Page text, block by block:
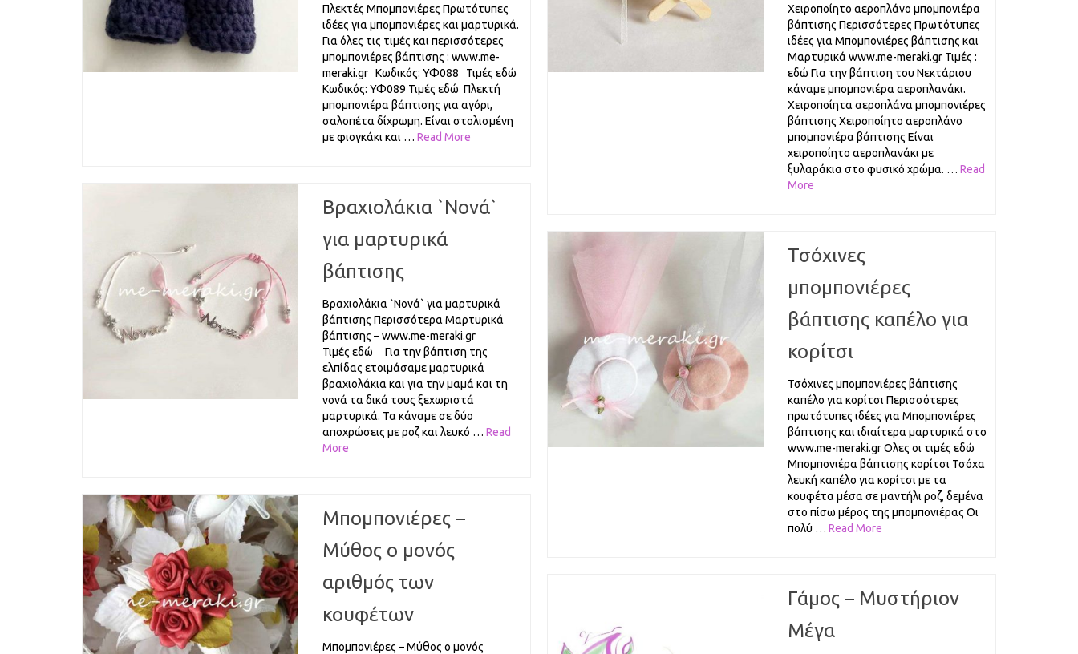
Πλεκτές Μπομπονιέρες Πρωτότυπες
ιδέες για μπομπονιέρες και μαρτυρικά.
Για όλες τις τιμές και περισσότερες
μπομπονιέρες βάπτισης : www.me-
meraki.gr Κωδικός: ΥΦ088 Τιμές εδώ
Κωδικός: ΥΦ089 Τιμές εδώ Πλεκτή
μπομπονιέρα βάπτισης για αγόρι,
σαλοπέτα δίχρωμη. Είναι στολισμένη
με φιογκάκι και … Read More
Χειροποίητο αεροπλάνο μπομπονιέρα
βάπτισης Περισσότερες Πρωτότυπες
ιδέες για Μπομπονιέρες βάπτισης και
Μαρτυρικά www.me-meraki.gr Τιμές :
εδώ Για την βάπτιση του Νεκτάριου
κάναμε μπομπονιέρα αεροπλανάκι.
Χειροποίητα αεροπλάνα μπομπονιέρες
βάπτισης Χειροποίητο αεροπλάνο
μπομπονιέρα βάπτισης Είναι
χειροποίητο αεροπλανάκι με
ξυλαράκια στο φυσικό χρώμα. … Read
More
Βραχιολάκια `Νονά`
για μαρτυρικά
βάπτισης
Βραχιολάκια `Νονά` για μαρτυρικά
βάπτισης Περισσότερα Μαρτυρικά
βάπτισης – www.me-meraki.gr
Τιμές εδώ Για την βάπτιση της
ελπίδας ετοιμάσαμε μαρτυρικά
βραχιολάκια και για την μαμά και τη
νονά τα δικά τους ξεχωριστά
μαρτυρικά. Τα κάναμε σε δύο
αποχρώσεις με ροζ και λευκό … Read
More
Τσόχινες
μπομπονιέρες
βάπτισης καπέλο για
κορίτσι
Τσόχινες μπομπονιέρες βάπτισης
καπέλο για κορίτσι Περισσότερες
πρωτότυπες ιδέες για Μπομπονιέρες
βάπτισης και ιδιαίτερα μαρτυρικά στο
www.me-meraki.gr Ολες οι τιμές εδώ
Μπομπονιέρα βάπτισης κορίτσι Τσόχα
λευκή καπέλο για κορίτσι με τα
κουφέτα μέσα σε μαντήλι ροζ, δεμένα
στο πίσω μέρος της μπομπονιέρας Οι
πολύ … Read More
Μπομπονιέρες –
Μύθος ο μονός
αριθμός των
κουφέτων
Μπομπονιέρες – Μύθος ο μονός
Γάμος – Μυστήριον
Μέγα